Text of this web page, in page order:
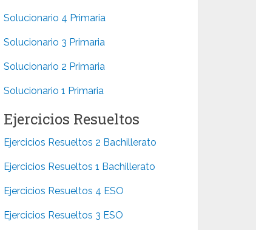
Solucionario 4 Primaria
Solucionario 3 Primaria
Solucionario 2 Primaria
Solucionario 1 Primaria
Ejercicios Resueltos
Ejercicios Resueltos 2 Bachillerato
Ejercicios Resueltos 1 Bachillerato
Ejercicios Resueltos 4 ESO
Ejercicios Resueltos 3 ESO